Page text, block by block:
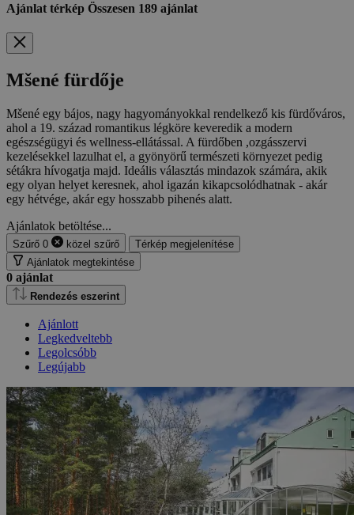
Ajánlat térkép Összesen 189 ajánlat
Mšené fürdője
Mšené egy bájos, nagy hagyományokkal rendelkező kis fürdőváros,
ahol a 19. század romantikus légköre keveredik a modern
egészségügyi és wellness-ellátással. A fürdőben ,ozgásszervi
kezelésekkel lazulhat el, a gyönyörű természeti környezet pedig
sétákra hívogatja majd. Ideális választás mindazok számára, akik
egy olyan helyet keresnek, ahol igazán kikapcsolódhatnak - akár
egy hétvége, akár egy hosszabb pihenés alatt.
Ajánlatok betöltése...
Szűrő 0 közel szűrő
Térkép megjelenítése
Ajánlatok megtekintése
0 ajánlat
Rendezés eszerint
Ajánlott
Legkedveltebb
Legolcsóbb
Legújabb